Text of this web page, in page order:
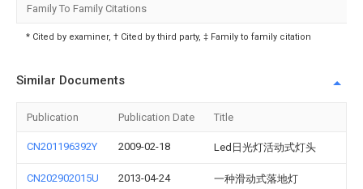
Family To Family Citations
* Cited by examiner, † Cited by third party, ‡ Family to family citation
Similar Documents
Publication Publication Date Title
CN201196392Y 2009-02-18 Led日光灯活动式灯头
CN202902015U 2013-04-24 一种滑动式落地灯